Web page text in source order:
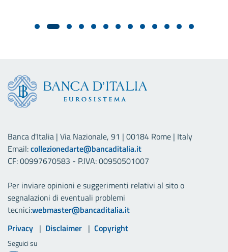
Banca d'Italia | Via Nazionale, 91 | 00184 Rome | Italy
Email:collezionedarte@bancaditalia.it
CF: 00997670583 - P.IVA: 00950501007
Per inviare opinioni e suggerimenti relativi al sito o
segnalazioni di eventuali problemi
tecnici:webmaster@bancaditalia.it
Link utili
Privacy Disclaimer Copyright
Seguici su